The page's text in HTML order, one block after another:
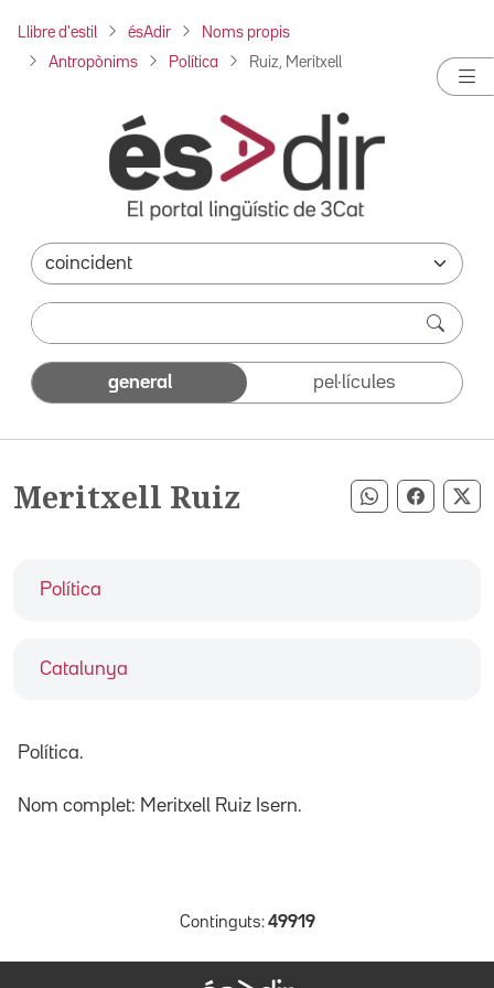
Llibre d'estil ésAdir Noms propis
Antropònims Política Ruiz, Meritxell
general pel·lícules
Meritxell Ruiz Compartir
Política
Catalunya
Política.
Nom complet: Meritxell Ruiz Isern.
Continguts: 49919